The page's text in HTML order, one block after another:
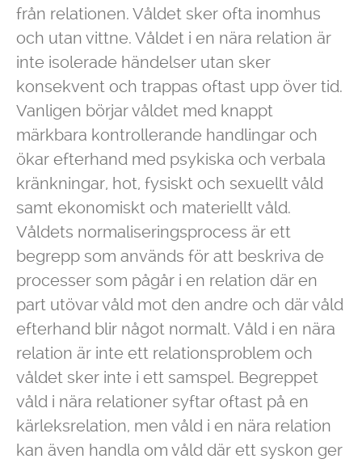
från relationen. Våldet sker ofta inomhus
och utan vittne. Våldet i en nära relation är
inte isolerade händelser utan sker
konsekvent och trappas oftast upp över tid.
Vanligen börjar våldet med knappt
märkbara kontrollerande handlingar och
ökar efterhand med psykiska och verbala
kränkningar, hot, fysiskt och sexuellt våld
samt ekonomiskt och materiellt våld.
Våldets normaliseringsprocess är ett
begrepp som används för att beskriva de
processer som pågår i en relation där en
part utövar våld mot den andre och där våld
efterhand blir något normalt. Våld i en nära
relation är inte ett relationsproblem och
våldet sker inte i ett samspel. Begreppet
våld i nära relationer syftar oftast på en
kärleksrelation, men våld i en nära relation
kan även handla om våld där ett syskon ger